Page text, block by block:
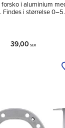
forsko i aluminium
Findes i størrelse 0–5.
39,00 SEK